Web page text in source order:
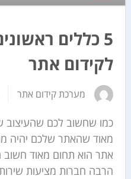
5 כללים
לקידום אתר
מערכת קידום אתר
כמו שחשוב לכם שהעיצוב
מאוד שהאתר שלכם יהיה
אתר הוא תחום מאוד חשוב
הרבה חברות מציעות